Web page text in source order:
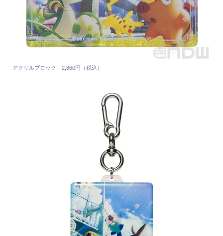
アクリルブロック 2,860円（税込）